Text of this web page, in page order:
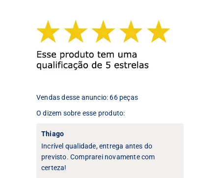
podem
ser
escolhidas
na
página
opções
podem
ser
na
Vendas desse anuncio: 66 peças
O dizem sobre esse produto:
Thiago
Incrível qualidade, entrega antes do
previsto. Comprarei novamente com
certeza!